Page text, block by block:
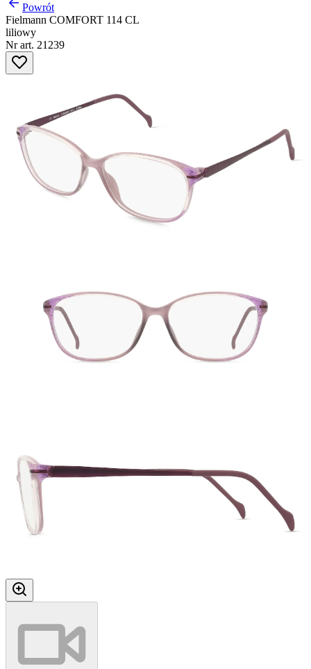
Powrót
Fielmann COMFORT 114 CL
liliowy
Nr art. 21239